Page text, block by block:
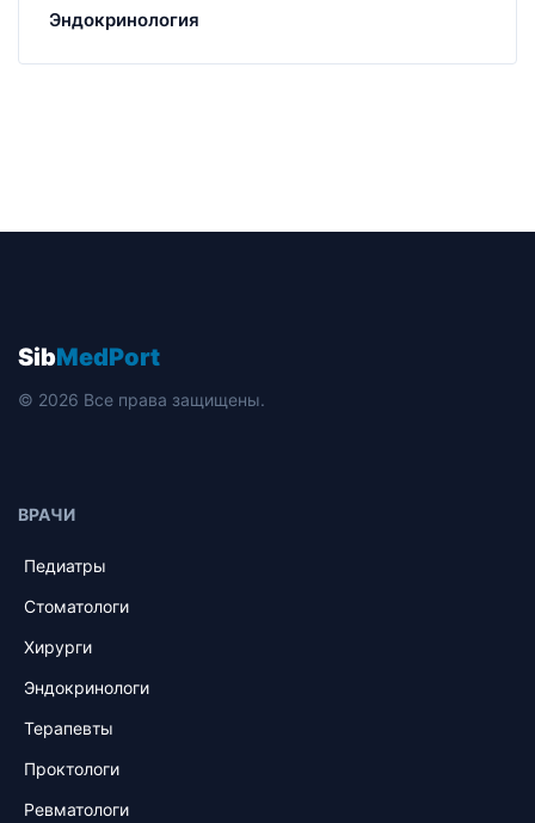
Эндокринология
SibMedPort
© 2026 Все права защищены.
ВРАЧИ
Педиатры
Стоматологи
Хирурги
Эндокринологи
Терапевты
Проктологи
Ревматологи